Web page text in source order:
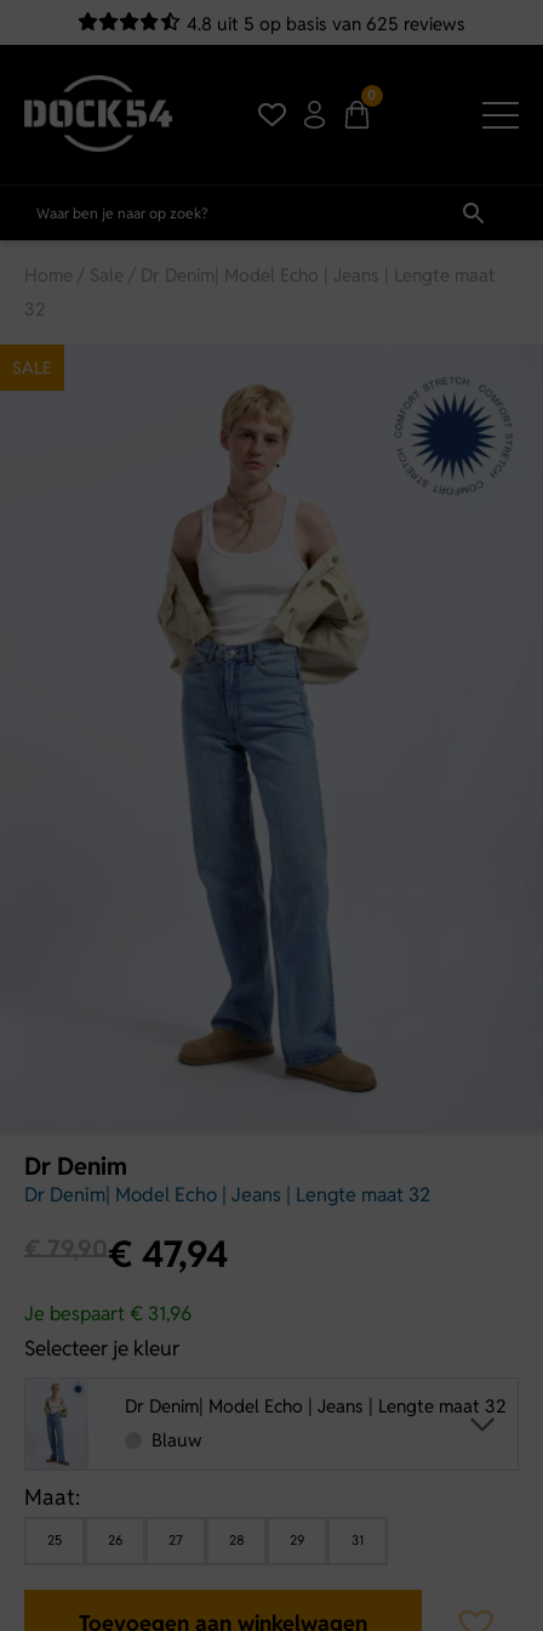
4.8 uit 5 op basis van 625 reviews
0
Home / Sale / Dr Denim| Model Echo | Jeans | Lengte maat
32
SALE
Dr Denim
Dr Denim| Model Echo | Jeans | Lengte maat 32
€ 47,94
Je bespaart € 31,96
Selecteer je kleur
Dr Denim| Model Echo | Jeans | Lengte maat 32
Blauw
Maat:
25 26 27 28 29 31
Toevoegen aan winkelwagen